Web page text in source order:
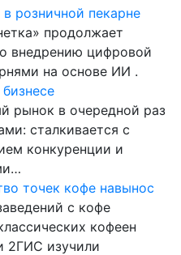
розничной пекарне
продолжает
внедрению цифровой
на основе ИИ .
рынок в очередной раз
сталкивается с
конкуренции и
точек кофе навынос
с кофе
кофеен
2ГИС изучили